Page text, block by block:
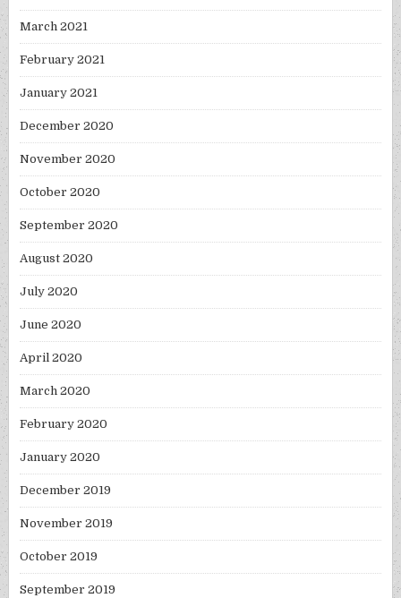
March 2021
February 2021
January 2021
December 2020
November 2020
October 2020
September 2020
August 2020
July 2020
June 2020
April 2020
March 2020
February 2020
January 2020
December 2019
November 2019
October 2019
September 2019